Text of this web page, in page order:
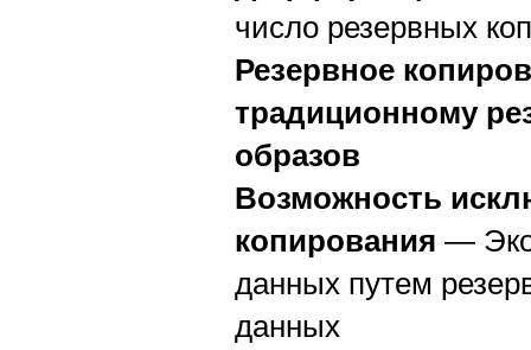
число резервных
Резервное
традиционному
образов
Возможность
копирования —
данных путем
данных